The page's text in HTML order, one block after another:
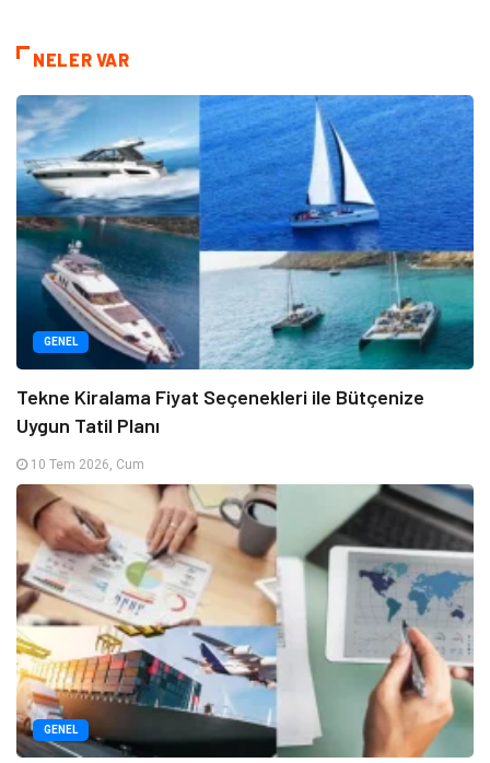
NELER VAR
GENEL
Tekne Kiralama Fiyat Seçenekleri ile Bütçenize
Uygun Tatil Planı
10 Tem 2026, Cum
GENEL